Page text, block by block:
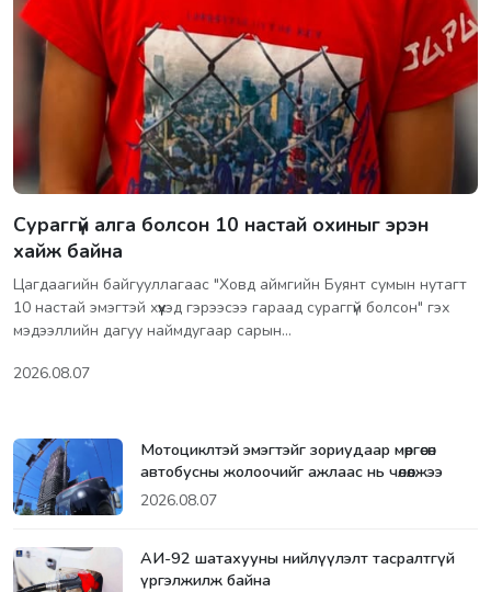
Сураггүй алга болсон 10 настай охиныг эрэн
хайж байна
Цагдаагийн байгууллагаас "Ховд аймгийн Буянт сумын нутагт
10 настай эмэгтэй хүүхэд гэрээсээ гараад сураггүй болсон" гэх
мэдээллийн дагуу наймдугаар сарын…
2026.08.07
Мотоциклтэй эмэгтэйг зориудаар мөргөсөн
автобусны жолоочийг ажлаас нь чөлөөлжээ
2026.08.07
АИ-92 шатахууны нийлүүлэлт тасралтгүй
үргэлжилж байна